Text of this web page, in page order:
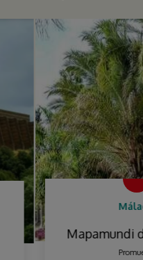
Mapamundi